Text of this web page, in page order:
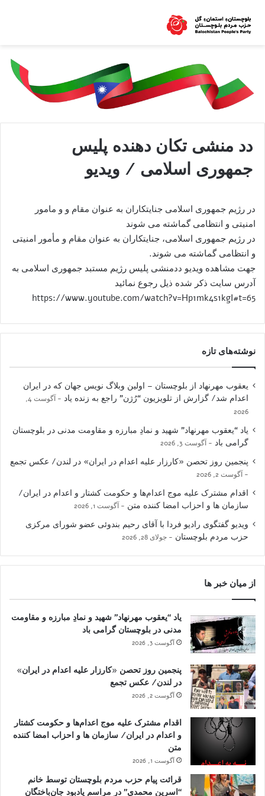
دد منشی تکان دهنده پلیس
جمهوری اسلامی / ویدیو
در رژیم جمهوری اسلامی جنایتکاران به عنوان مقام و و مامور
امنیتی و انتظامی گماشته می شوند
در رژیم جمهوری اسلامی، جنایتکاران به عنوان مقام و مأمور امنیتی
و انتظامی گماشته می شوند.
جهت مشاهده ویدیو ددمنشی پلیس رژیم مستبد جمهوری اسلامی به
آدرس سایت ذکر شده ذیل رجوع نمائید
https://www.youtube.com/watch?v=Hp1mk4s1kgI#t=65
نوشته‌های تازه
یعقوب مهرنهاد از بلوچستان – اولین وبلاگ نویس جهان که در ایران
اعدام شد/ گزارش از تلویزیون “رُژن” راجع به زنده یاد
آگوست 4,
2026
یاد “یعقوب مهرنهاد” شهید و نمادِ مبارزه و مقاومت مدنی در بلوچستان
گرامی باد
آگوست 3, 2026
پنجمین روز تحصن «کارزار علیه اعدام در ایران» در لندن/ عکس تجمع
آگوست 2, 2026
اقدام مشترک علیه موج اعدام‌ها و حکومت کشتار و اعدام در ایران/
سازمان ها و احزاب امضا کننده متن
آگوست 1, 2026
ویدیو گفتگوی رادیو فردا با آقای رحیم بندوئی عضو شورای مرکزی
حزب مردم بلوچستان
جولای 28, 2026
از میان خبر ها
یاد “یعقوب مهرنهاد” شهید و نمادِ مبارزه و مقاومت
مدنی در بلوچستان گرامی باد
آگوست 3, 2026
پنجمین روز تحصن «کارزار علیه اعدام در ایران»
در لندن/ عکس تجمع
آگوست 2, 2026
اقدام مشترک علیه موج اعدام‌ها و حکومت کشتار
و اعدام در ایران/ سازمان ها و احزاب امضا کننده
متن
آگوست 1, 2026
قرائت پیام حزب مردم بلوچستان توسط خانم
“اسرین محمدی” در مراسم یادبود جان‌باختگان